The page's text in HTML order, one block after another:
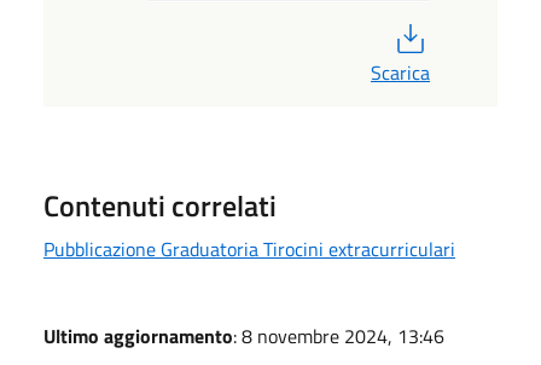
Scarica
Contenuti correlati
Pubblicazione Graduatoria Tirocini extracurriculari
Ultimo aggiornamento: 8 novembre 2024, 13:46